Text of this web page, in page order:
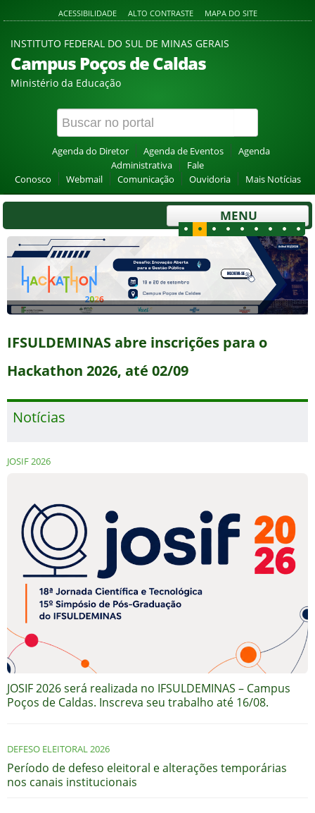
ACESSIBILIDADE ALTO CONTRASTE MAPA DO SITE
INSTITUTO FEDERAL DO SUL DE MINAS GERAIS
Campus Poços de Caldas
Ministério da Educação
Agenda do Diretor Agenda de Eventos
Agenda
Administrativa
Fale
Conosco
Webmail Comunicação Ouvidoria Mais Notícias
MENU
IFSULDEMINAS abre inscrições para o
Hackathon 2026, até 02/09
Notícias
JOSIF 2026
JOSIF 2026 será realizada no IFSULDEMINAS – Campus
Poços de Caldas. Inscreva seu trabalho até 16/08.
DEFESO ELEITORAL 2026
Período de defeso eleitoral e alterações temporárias
nos canais institucionais